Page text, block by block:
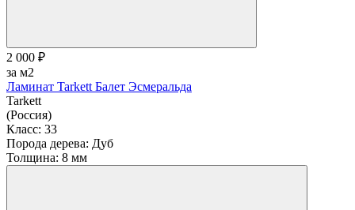
2 000 ₽
за м2
Ламинат Tarkett Балет Эсмеральда
Tarkett
(Россия)
Класс: 33
Порода дерева: Дуб
Толщина: 8 мм